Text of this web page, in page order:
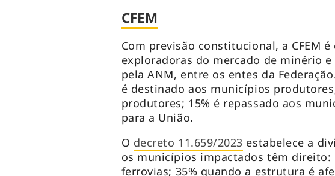
CFEM
Com previsão constitucional, a CFEM
exploradoras do mercado de minério
pela ANM, entre os entes da
é destinado aos municípios
produtores; 15% é repassado aos
para a União.
O decreto 11.659/2023 estabelece a
os municípios impactados têm direito:
ferrovias; 35% quando a estrutura é